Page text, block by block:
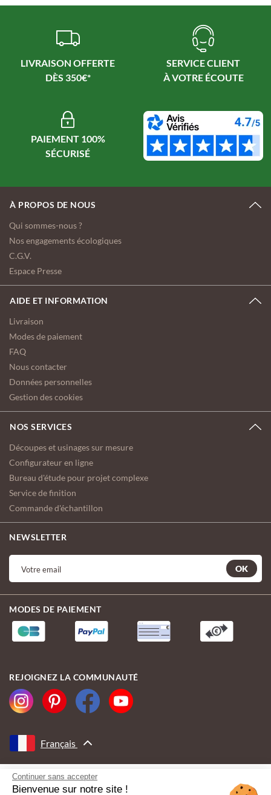
Continuer sans accepter
Bienvenue sur notre site !
LIVRAISON OFFERTE
DÈS 350€*
SERVICE CLIENT
À VOTRE ÉCOUTE
PAIEMENT 100%
À PROPOS DE NOUS
Qui sommes-nous ?
Nos engagements écologiques
C.G.V.
Espace Presse
AIDE ET INFORMATION
Livraison
Modes de paiement
FAQ
Nous contacter
Données personnelles
Gestion des cookies
NOS SERVICES
Découpes et usinages sur mesure
Configurateur en ligne
Bureau d'étude pour projet complexe
Service de finition
Commande d'échantillon
NEWSLETTER
OK
MODES DE PAIEMENT
REJOIGNEZ LA COMMUNAUTÉ
Français
AVEC LE SOUTIEN DE